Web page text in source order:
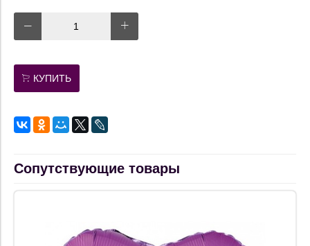
КУПИТЬ
Сопутствующие товары